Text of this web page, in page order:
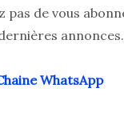
pas de vous
annonces.
WhatsApp